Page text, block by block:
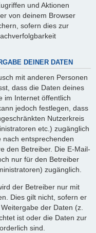
und Aktionen
von deinem Browser
sofern dies zur
DEINER DATEN
mit anderen Personen
dass die Daten deines
im Internet öffentlich
jedoch festlegen, dass
Nutzerkreis
etc.) zugänglich
entsprechenden
den Betreiber. Die E-Mail-
nur für den Betreiber
zugänglich.
der Betreiber nur mit
Dies gilt nicht, sofern er
der Daten (z.
ist oder die Daten zur
sind.